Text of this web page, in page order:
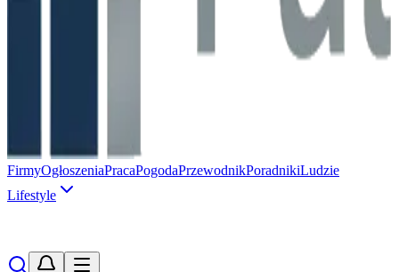
FirmyOgłoszeniaPracaPogodaPrzewodnikPoradnikiLudzie
Lifestyle